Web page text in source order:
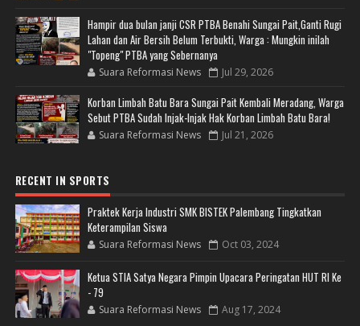
Hampir dua bulan janji CSR PTBA Benahi Sungai Pait,Ganti Rugi
Lahan dan Air Bersih Belum Terbukti, Warga : Mungkin inilah
"Topeng" PTBA yang Sebernanya
Suara Reformasi News Jul 29, 2026
Korban Limbah Batu Bara Sungai Pait Kembali Meradang, Warga
Sebut PTBA Sudah Injak-Injak Hak Korban Limbah Batu Bara!
Suara Reformasi News Jul 21, 2026
RECENT IN SPORTS
Praktek Kerja Industri SMK BISTEK Palembang Tingkatkan
Keterampilan Siswa
Suara Reformasi News Oct 03, 2024
Ketua STIA Satya Negara Pimpin Upacara Peringatan HUT RI Ke
- 79
Suara Reformasi News Aug 17, 2024